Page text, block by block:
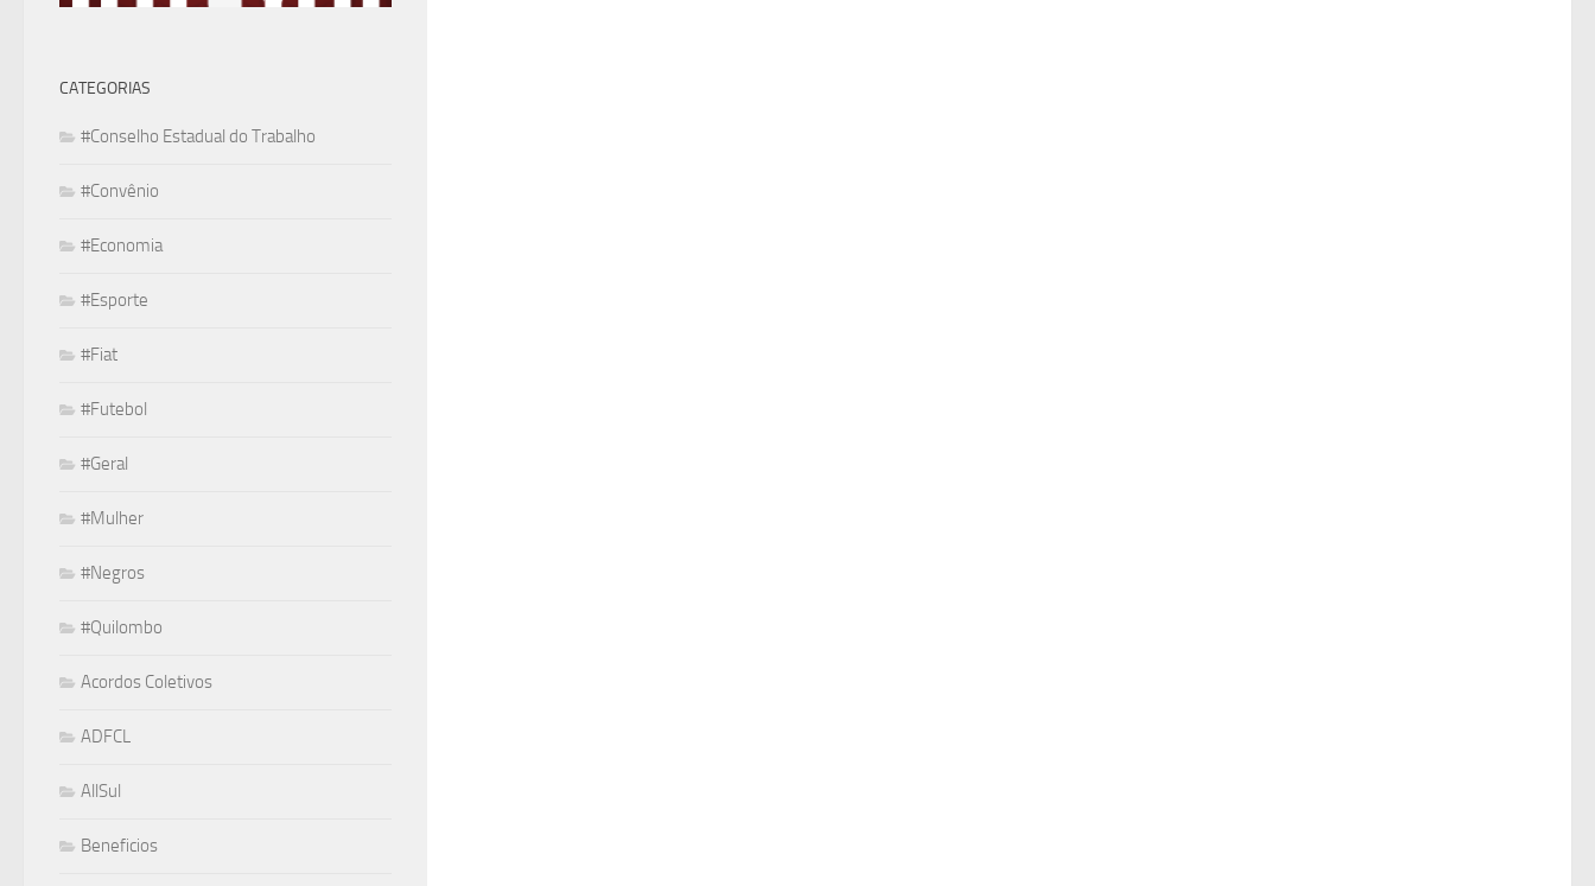
CATEGORIAS
#Conselho Estadual do Trabalho
#Convênio
#Economia
#Esporte
#Fiat
#Futebol
#Geral
#Mulher
#Negros
#Quilombo
Acordos Coletivos
ADFCL
AllSul
Beneficios